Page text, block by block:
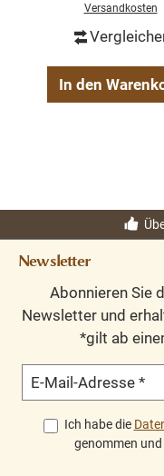
Versandkosten
In den
Newsletter
Abonnieren Sie
Newsletter und
*gilt ab
E-Mail-Adresse *
Ich habe die
genommen und